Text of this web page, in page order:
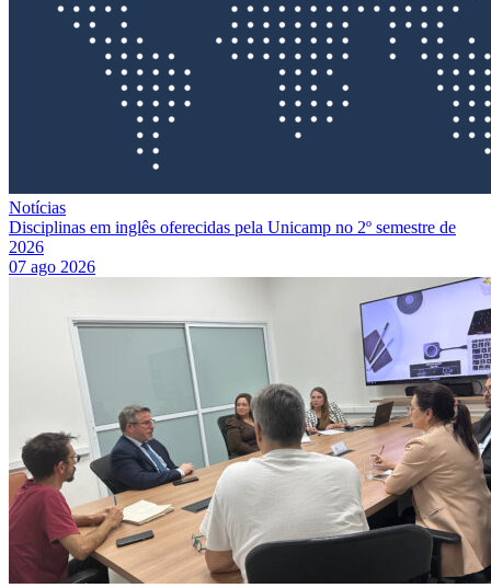
Notícias
Disciplinas em inglês oferecidas pela Unicamp no 2º semestre de
2026
07 ago 2026